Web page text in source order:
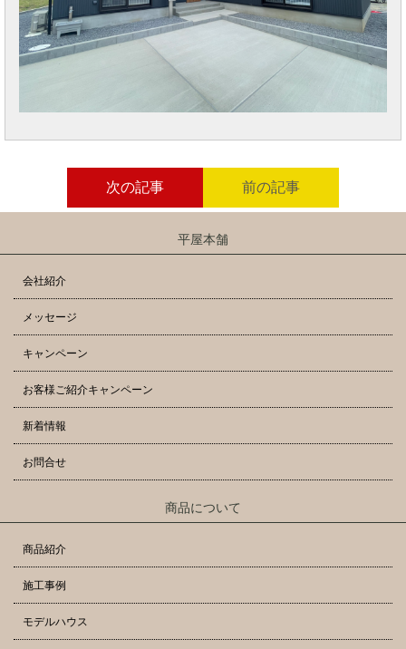
次の記事 前の記事
平屋本舗
会社紹介
メッセージ
キャンペーン
お客様ご紹介キャンペーン
新着情報
お問合せ
商品について
商品紹介
施工事例
モデルハウス